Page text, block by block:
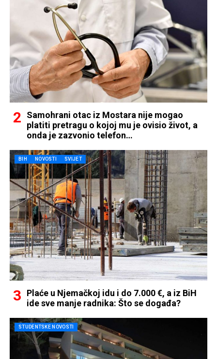
Samohrani otac iz Mostara nije mogao
platiti pretragu o kojoj mu je ovisio život, a
onda je zazvonio telefon…
BIH NOVOSTI SVIJET
Plaće u Njemačkoj idu i do 7.000 €, a iz BiH
ide sve manje radnika: Što se događa?
STUDENTSKE NOVOSTI